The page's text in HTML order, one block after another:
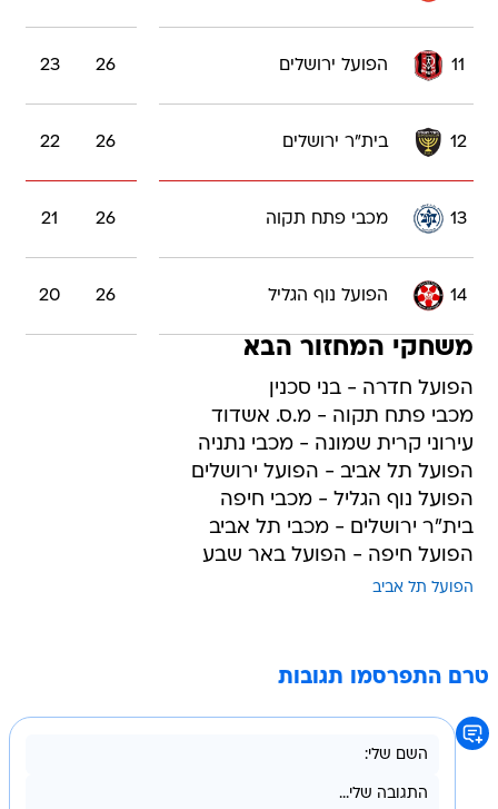
11 הפועל ירושלים 26
23
12 בית"ר ירושלים 26
22
13 מכבי פתח תקוה 26
21
14 הפועל נוף הגליל 26
20
משחקי המחזור הבא
הפועל חדרה - בני סכנין
מכבי פתח תקוה - מ.ס. אשדוד
עירוני קרית שמונה - מכבי נתניה
הפועל תל אביב - הפועל ירושלים
הפועל נוף הגליל - מכבי חיפה
בית"ר ירושלים - מכבי תל אביב
הפועל חיפה - הפועל באר שבע
הפועל תל אביב
טרם התפרסמו תגובות